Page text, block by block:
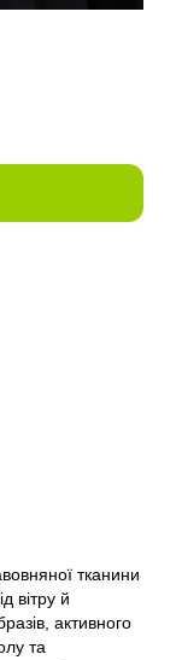
тканини
вітру й
активного
та